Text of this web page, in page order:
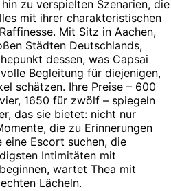
zu verspielten Szenarien, die
mit ihrer charakteristischen
Mit Sitz in Aachen,
Städten Deutschlands,
dessen, was Capsai
Begleitung für diejenigen,
schätzen. Ihre Preise – 600
1650 für zwölf – spiegeln
das sie bietet: nicht nur
die zu Erinnerungen
eine Escort suchen, die
Intimitäten mit
wartet Thea mit
Lächeln.